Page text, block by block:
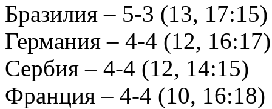
Бразилия – 5-3 (13, 17:15)
Германия – 4-4 (12, 16:17)
Сербия – 4-4 (12, 14:15)
Франция – 4-4 (10, 16:18)